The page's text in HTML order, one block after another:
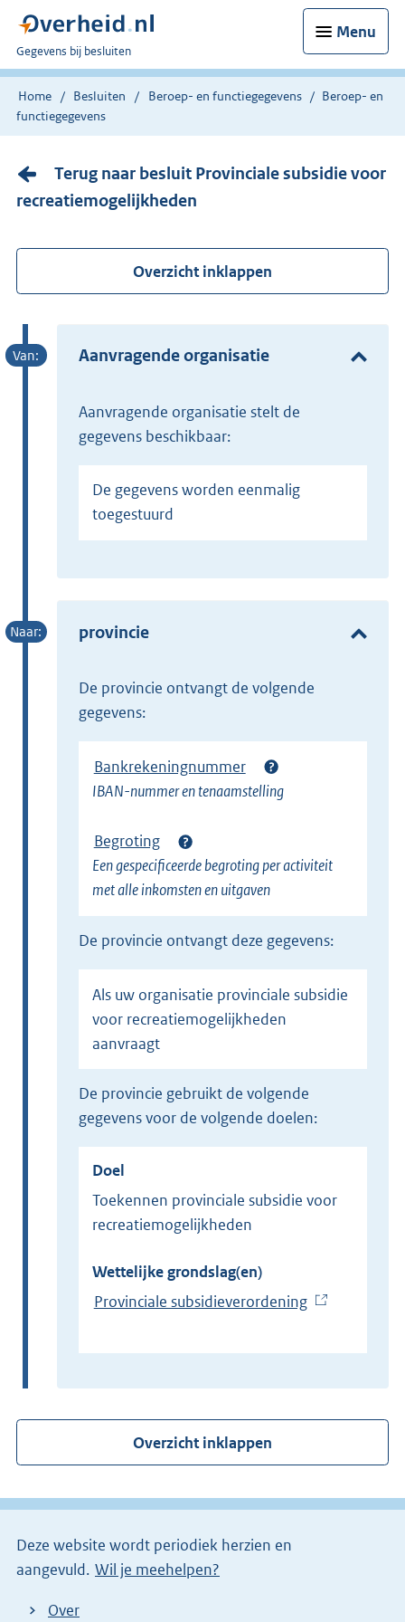
Menu
U
bent
nu
hier:
Gegevens bij besluiten
Home Besluiten Beroep- en functiegegevens
Beroep- en
functiegegevens
Terug naar besluit Provinciale subsidie voor
recreatiemogelijkheden
Overzicht inklappen
Aanvragende organisatie
Aanvragende organisatie stelt de
gegevens beschikbaar:
De gegevens worden eenmalig
toegestuurd
provincie
de provincie ontvangt de volgende
gegevens:
Bankrekeningnummer
IBAN-nummer en tenaamstelling
Begroting
Een gespecificeerde begroting per activiteit
met alle inkomsten en uitgaven
de provincie ontvangt deze gegevens:
Als uw organisatie provinciale subsidie
voor recreatiemogelijkheden
aanvraagt
de provincie gebruikt de volgende
gegevens voor de volgende doelen:
Doel
Toekennen provinciale subsidie voor
recreatiemogelijkheden
Wettelijke grondslag(en)
Provinciale subsidieverordening(
x
r
l
Overzicht inklappen
Deze website wordt periodiek herzien en
aangevuld. Wil je meehelpen?
Over